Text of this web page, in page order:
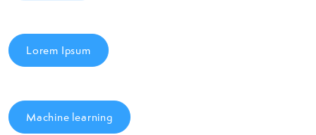
Lorem Ipsum
Machine learning